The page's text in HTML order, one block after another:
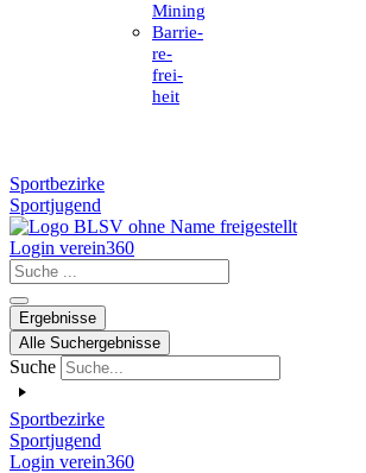
Mining
Barrie­
re­
frei­
heit
Sportbezirke
Sportjugend
Login verein360
Search
...
Ergebnisse
Alle Suchergebnisse
Suche
Sportbezirke
Sportjugend
Login verein360